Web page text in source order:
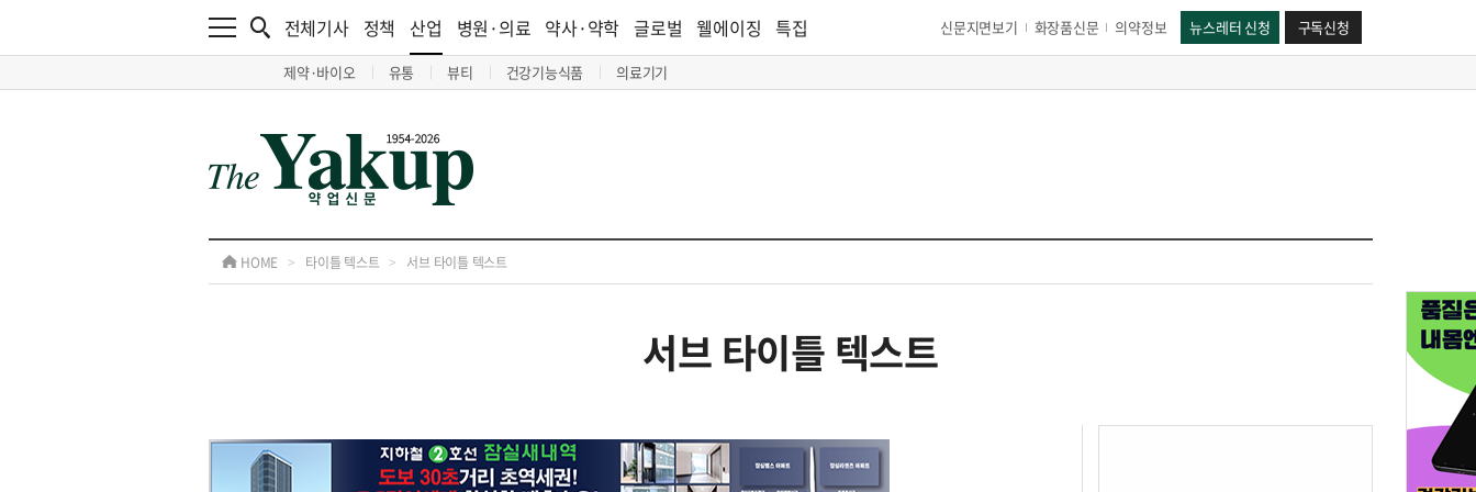
전체기사 정책 산업
제약·바이오 유통 뷰티 건강기능식품 의료기기
병원·의료 약사·약학 글로벌 웰에이징 특집 신문지면보기 화장품신문 의약정보 뉴스레터 신청 구독신청
HOME > 타이틀 텍스트 > 서브 타이틀 텍스트
서브 타이틀 텍스트